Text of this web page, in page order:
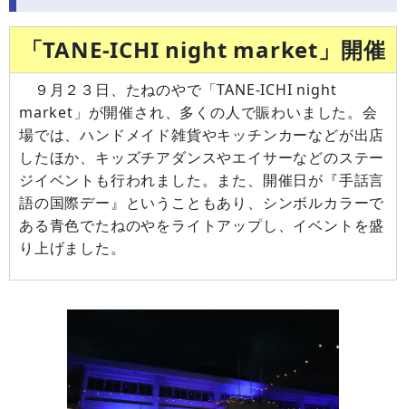
「TANE-ICHI night market」開催
９月２３日、たねのやで「TANE-ICHI night
market」が開催され、多くの人で賑わいました。会
場では、ハンドメイド雑貨やキッチンカーなどが出店
したほか、キッズチアダンスやエイサーなどのステー
ジイベントも行われました。また、開催日が『手話言
語の国際デー』ということもあり、シンボルカラーで
ある青色でたねのやをライトアップし、イベントを盛
り上げました。